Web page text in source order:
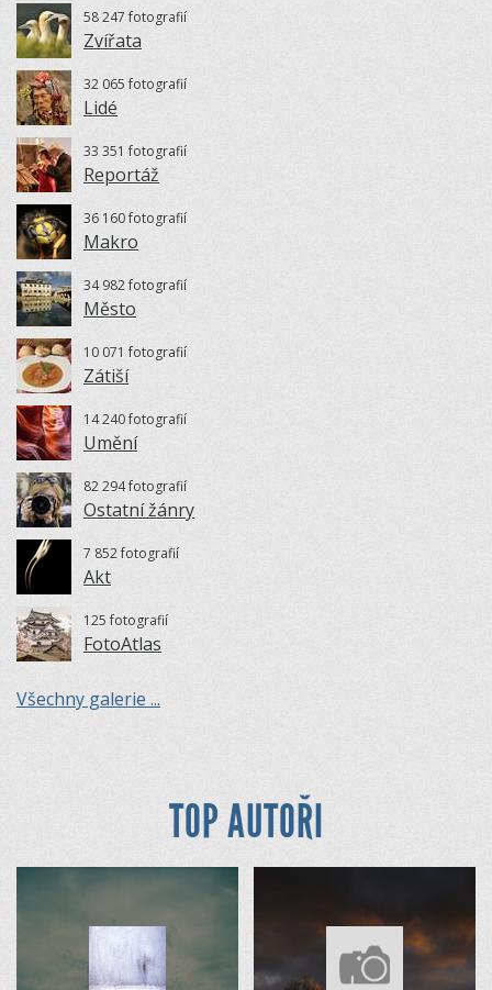
58 247 fotografií
Zvířata
32 065 fotografií
Lidé
33 351 fotografií
Reportáž
36 160 fotografií
Makro
34 982 fotografií
Město
10 071 fotografií
Zátiší
14 240 fotografií
Umění
82 294 fotografií
Ostatní žánry
7 852 fotografií
Akt
125 fotografií
FotoAtlas
Všechny galerie ...
TOP AUTOŘI